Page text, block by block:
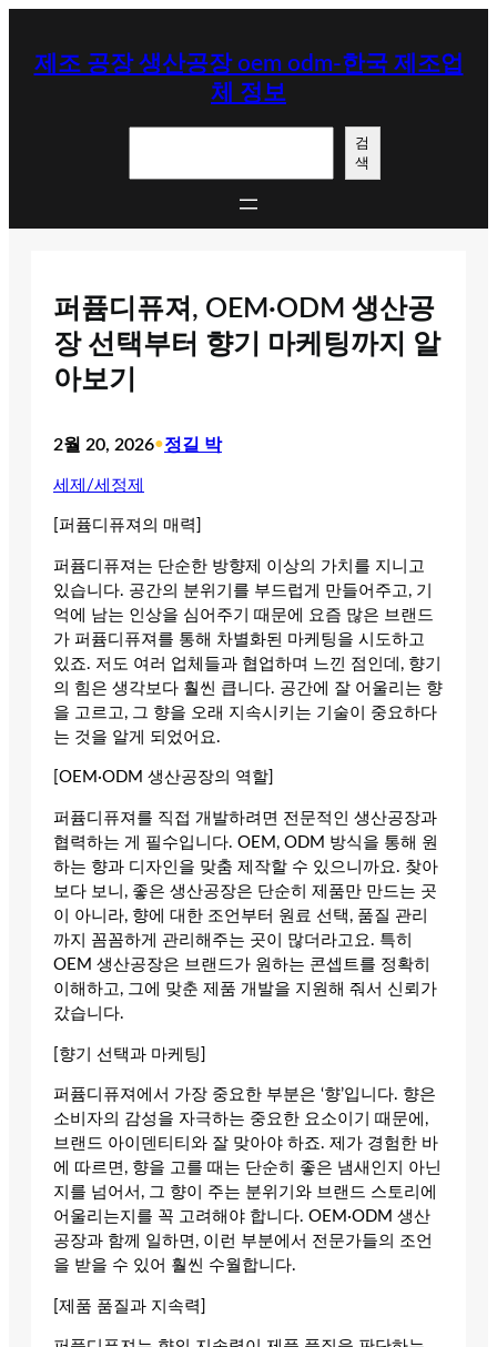
제조 공장 생산공장 oem odm-한국 제조업
체 정보
검
색
퍼퓸디퓨져, OEM·ODM 생산공
장 선택부터 향기 마케팅까지 알
아보기
2월 20, 2026•정길 박
세제/세정제
[퍼퓸디퓨져의 매력]
퍼퓸디퓨져는 단순한 방향제 이상의 가치를 지니고
있습니다. 공간의 분위기를 부드럽게 만들어주고, 기
억에 남는 인상을 심어주기 때문에 요즘 많은 브랜드
가 퍼퓸디퓨져를 통해 차별화된 마케팅을 시도하고
있죠. 저도 여러 업체들과 협업하며 느낀 점인데, 향기
의 힘은 생각보다 훨씬 큽니다. 공간에 잘 어울리는 향
을 고르고, 그 향을 오래 지속시키는 기술이 중요하다
는 것을 알게 되었어요.
[OEM·ODM 생산공장의 역할]
퍼퓸디퓨져를 직접 개발하려면 전문적인 생산공장과
협력하는 게 필수입니다. OEM, ODM 방식을 통해 원
하는 향과 디자인을 맞춤 제작할 수 있으니까요. 찾아
보다 보니, 좋은 생산공장은 단순히 제품만 만드는 곳
이 아니라, 향에 대한 조언부터 원료 선택, 품질 관리
까지 꼼꼼하게 관리해주는 곳이 많더라고요. 특히
OEM 생산공장은 브랜드가 원하는 콘셉트를 정확히
이해하고, 그에 맞춘 제품 개발을 지원해 줘서 신뢰가
갔습니다.
[향기 선택과 마케팅]
퍼퓸디퓨져에서 가장 중요한 부분은 ‘향’입니다. 향은
소비자의 감성을 자극하는 중요한 요소이기 때문에,
브랜드 아이덴티티와 잘 맞아야 하죠. 제가 경험한 바
에 따르면, 향을 고를 때는 단순히 좋은 냄새인지 아닌
지를 넘어서, 그 향이 주는 분위기와 브랜드 스토리에
어울리는지를 꼭 고려해야 합니다. OEM·ODM 생산
공장과 함께 일하면, 이런 부분에서 전문가들의 조언
을 받을 수 있어 훨씬 수월합니다.
[제품 품질과 지속력]